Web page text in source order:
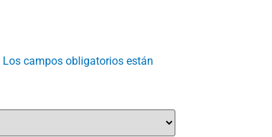
Los campos obligatorios están